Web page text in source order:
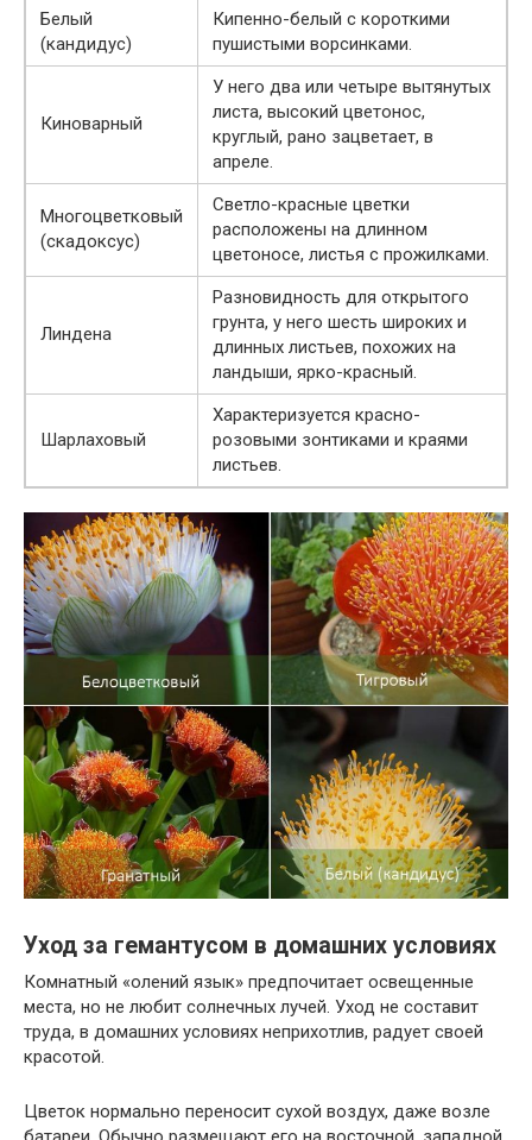
Белый
(кандидус)
Кипенно-белый с короткими
пушистыми ворсинками.
Киноварный
У него два или четыре вытянутых
листа, высокий цветонос,
круглый, рано зацветает, в
апреле.
Многоцветковый
(скадоксус)
Светло-красные цветки
расположены на длинном
цветоносе, листья с прожилками.
Линдена
Разновидность для открытого
грунта, у него шесть широких и
длинных листьев, похожих на
ландыши, ярко-красный.
Шарлаховый
Характеризуется красно-
розовыми зонтиками и краями
листьев.
Уход за гемантусом в домашних условиях
Комнатный «олений язык» предпочитает освещенные
места, но не любит солнечных лучей. Уход не составит
труда, в домашних условиях неприхотлив, радует своей
красотой.
Цветок нормально переносит сухой воздух, даже возле